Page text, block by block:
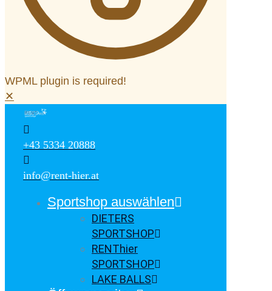
WPML plugin is required!
✕
+43 5334 20888
info@rent-hier.at
Sportshop auswählen
DIETERS
SPORTSHOP
RENThier
SPORTSHOP
LAKE BALLS